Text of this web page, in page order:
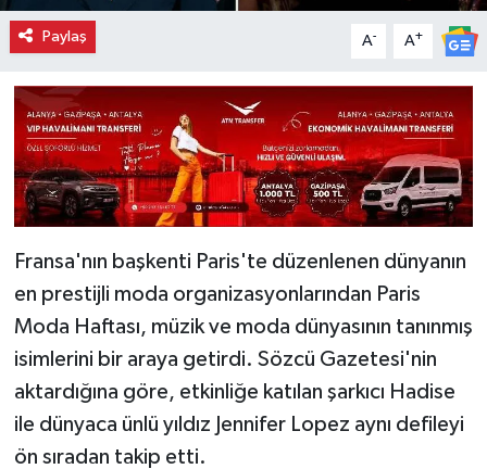
Paylaş A- A+
Fransa'nın başkenti Paris'te düzenlenen dünyanın
en prestijli moda organizasyonlarından Paris
Moda Haftası, müzik ve moda dünyasının tanınmış
isimlerini bir araya getirdi. Sözcü Gazetesi'nin
aktardığına göre, etkinliğe katılan şarkıcı Hadise
ile dünyaca ünlü yıldız Jennifer Lopez aynı defileyi
ön sıradan takip etti.